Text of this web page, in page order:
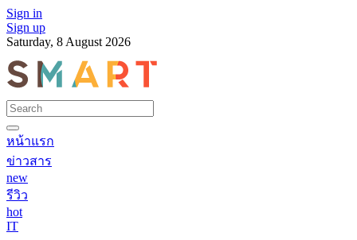
Sign in
Sign up
Saturday, 8 August 2026
หน้าแรก
ข่าวสาร
new
รีวิว
hot
IT